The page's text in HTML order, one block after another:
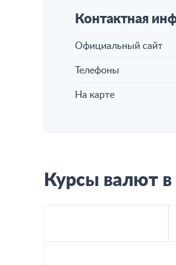
Контактная
Официальный сайт
Телефоны
На карте
Курсы валют в